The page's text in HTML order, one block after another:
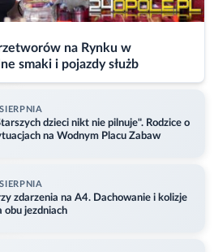
na Rynku w
smaki i pojazdy służb
dzieci nikt nie pilnuje". Rodzice o
na Wodnym Placu Zabaw
zdarzenia na A4. Dachowanie i kolizje
obu jezdniach